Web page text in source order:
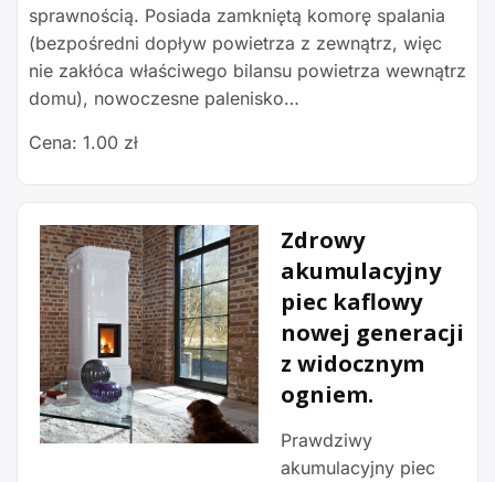
sprawnością. Posiada zamkniętą komorę spalania
(bezpośredni dopływ powietrza z zewnątrz, więc
nie zakłóca właściwego bilansu powietrza wewnątrz
domu), nowoczesne palenisko…
Cena: 1.00 zł
Zdrowy
akumulacyjny
piec kaflowy
nowej generacji
z widocznym
ogniem.
Prawdziwy
akumulacyjny piec